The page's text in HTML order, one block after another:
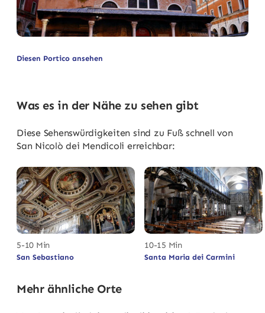
Diesen Portico ansehen
Was es in der Nähe zu sehen gibt
Diese Sehenswürdigkeiten sind zu Fuß schnell von
San Nicolò dei Mendicoli erreichbar:
5-10 Min
San Sebastiano
10-15 Min
Santa Maria dei Carmini
Mehr ähnliche Orte